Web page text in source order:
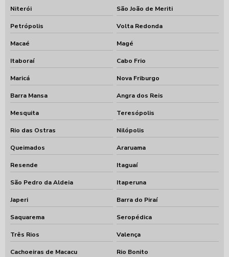
Niterói São João de Meriti
Petrópolis Volta Redonda
Macaé Magé
Itaboraí Cabo Frio
Maricá Nova Friburgo
Barra Mansa Angra dos Reis
Mesquita Teresópolis
Rio das Ostras Nilópolis
Queimados Araruama
Resende Itaguaí
São Pedro da Aldeia Itaperuna
Japeri Barra do Piraí
Saquarema Seropédica
Três Rios Valença
Cachoeiras de Macacu Rio Bonito